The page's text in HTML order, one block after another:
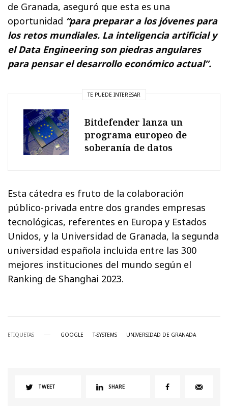
de Granada, aseguró que esta es una
oportunidad “para preparar a los jóvenes para
los retos mundiales. La inteligencia artificial y
el Data Engineering son piedras angulares
para pensar el desarrollo económico actual”.
TE PUEDE INTERESAR
Bitdefender lanza un
programa europeo de
soberanía de datos
Esta cátedra es fruto de la colaboración
público-privada entre dos grandes empresas
tecnológicas, referentes en Europa y Estados
Unidos, y la Universidad de Granada, la segunda
universidad española incluida entre las 300
mejores instituciones del mundo según el
Ranking de Shanghai 2023.
ETIQUETAS GOOGLE T-SYSTEMS UNIVERSIDAD DE GRANADA
TWEET SHARE